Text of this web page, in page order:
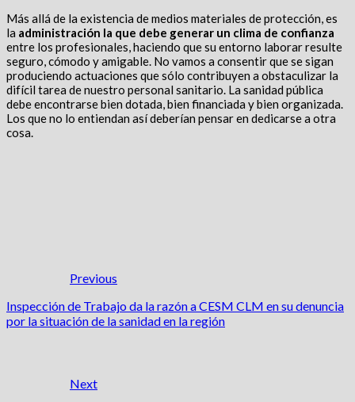
Más allá de la existencia de medios materiales de protección, es
la administración la que debe generar un clima de confianza
entre los profesionales, haciendo que su entorno laborar resulte
seguro, cómodo y amigable. No vamos a consentir que se sigan
produciendo actuaciones que sólo contribuyen a obstaculizar la
difícil tarea de nuestro personal sanitario. La sanidad pública
debe encontrarse bien dotada, bien financiada y bien organizada.
Los que no lo entiendan así deberían pensar en dedicarse a otra
cosa.
Previous
Inspección de Trabajo da la razón a CESM CLM en su denuncia
por la situación de la sanidad en la región
Next